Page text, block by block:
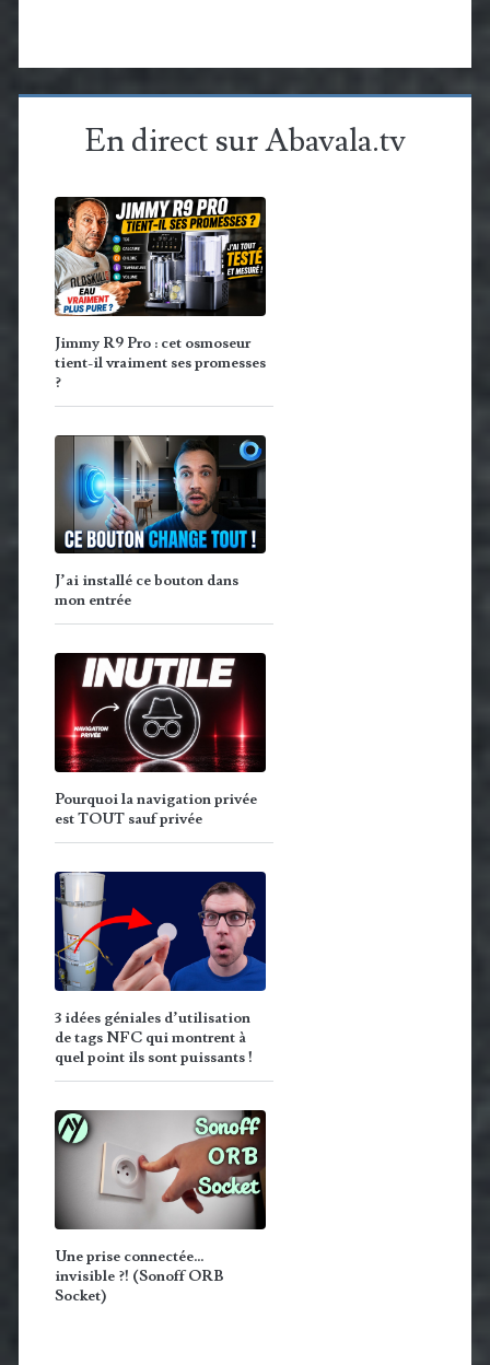
En direct sur Abavala.tv
Jimmy R9 Pro : cet osmoseur
tient-il vraiment ses promesses
?
J’ai installé ce bouton dans
mon entrée
Pourquoi la navigation privée
est TOUT sauf privée
3 idées géniales d’utilisation
de tags NFC qui montrent à
quel point ils sont puissants !
Une prise connectée…
invisible ?! (Sonoff ORB
Socket)